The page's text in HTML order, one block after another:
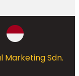
Marketing Sdn.